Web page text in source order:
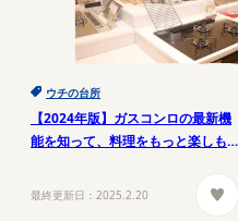
ウチの台所
【2024年版】ガスコンロの最新機
能を知って、料理をもっと楽しも
最終更新日： 2025.2.20